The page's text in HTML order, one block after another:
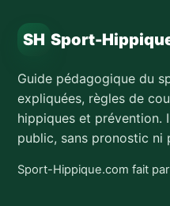
SH Sport-
Guide pédagogique du
expliquées, règles de
hippiques et prévention.
public, sans pronostic ni
Sport-Hippique.com fait